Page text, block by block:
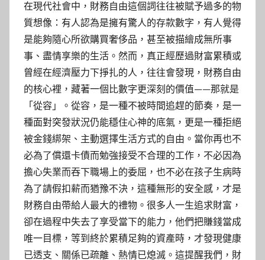
在現代社會中，財務自由這個詞往往被賦予過多的物
質想像：有人認為是擁有驚人的存款數字，有人覺得
是能夠隨心所欲購買奢侈品，甚至被描繪成無所事
事、盡情享樂的生活。然而，真正經歷過財富累積或
曾經在經濟壓力下掙扎的人，往往會發現，財務自由
的核心裡，藏著一個比數字更深刻的價值——那就是
「從容」。從容，是一種不被時間追趕的節奏，是一
種面對突發狀況仍能穩住心神的底氣，更是一種拒絕
被金錢綁架、主動選擇生活方式的自由。當你再也不
必為了償還卡債而勉強接受不合理的工作，不必因為
擔心失業而吞下職場上的委屈，也不必在孩子生病時
為了請假扣薪而猶豫不決，這種無形的安全感，才是
財務自由帶給人最大的禮物。很多人一生追求財富，
卻在過程中失去了享受當下的能力，他們把賺錢當成
唯一目標，等到終於累積足夠的資產時，才發現健康
已透支、關係已疏離、熱情已熄滅。這提醒我們，財